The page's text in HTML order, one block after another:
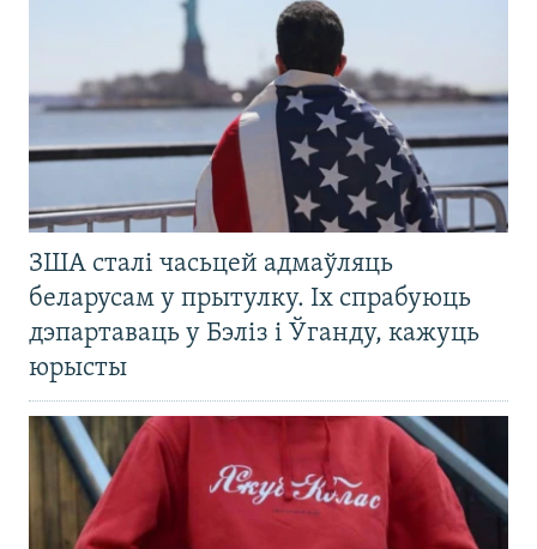
ЗША сталі часьцей адмаўляць
беларусам у прытулку. Іх спрабуюць
дэпартаваць у Бэліз і Ўганду, кажуць
юрысты